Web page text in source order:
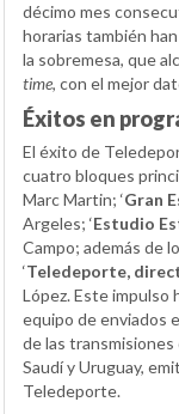
décimo mes
horarias también
la sobremesa, que
time, con el mejor
Éxitos en
El éxito de
cuatro bloques
Marc Martin; ‘Gran
Argeles; ‘Estudio
Campo; además de
‘Teledeporte,
López. Este impulso
equipo de enviados
de las
Saudí y Uruguay,
Teledeporte.